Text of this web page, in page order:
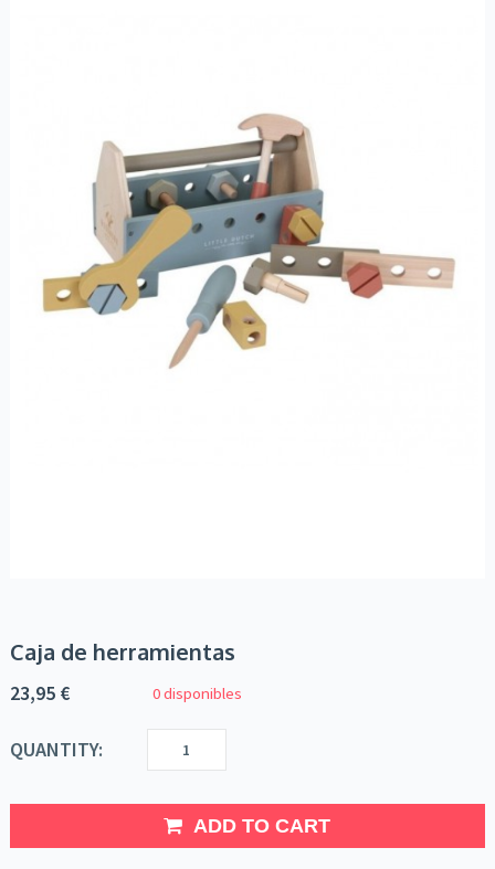
Caja de herramientas
23,95 € 0 disponibles
QUANTITY:
ADD TO CART